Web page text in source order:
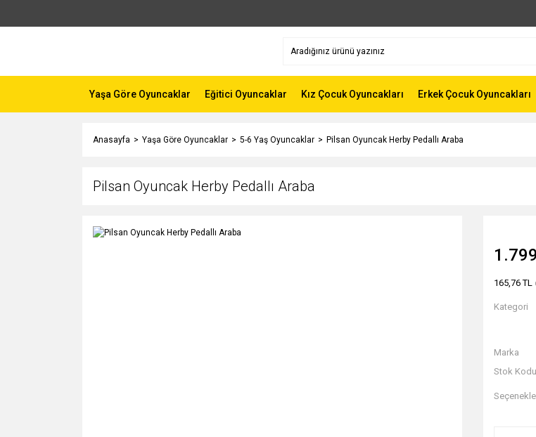
Yaşa Göre Oyuncaklar Eğitici Oyuncaklar Kız Çocuk Oyuncakları Erkek Çocuk Oyuncakları
Anasayfa Yaşa Göre Oyuncaklar 5-6 Yaş Oyuncaklar Pilsan Oyuncak Herby Pedallı Araba
Pilsan Oyuncak Herby Pedallı Araba
165,76 TL
Kategori
Marka
Stok Kodu